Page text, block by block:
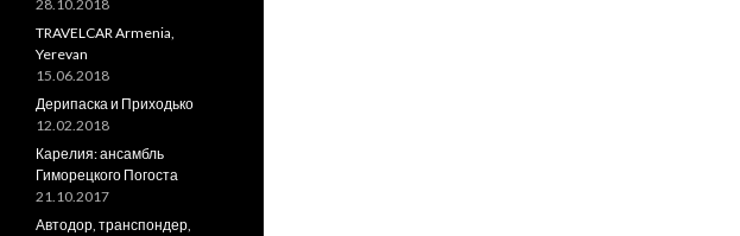
28.10.2018
TRAVELCAR Armenia,
Yerevan
15.06.2018
Дерипаска и Приходько
12.02.2018
Карелия: ансамбль
Гиморецкого Погоста
21.10.2017
Автодор, транспондер,